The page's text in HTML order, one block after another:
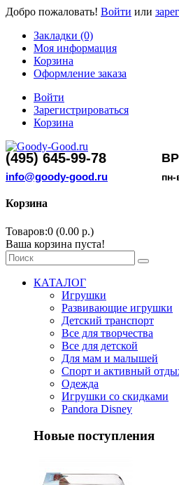
Добро пожаловать! Войти или
Закладки (0)
Моя информация
Корзина
Оформление заказа
Войти
Зарегистрироваться
Корзина
(495) 645-99-78
info@goody-good.ru пн-
Корзина
Товаров:0 (0.00 р.)
Ваша корзина пуста!
КАТАЛОГ
Игрушки
Развивающие игрушки
Детский транспорт
Все для творчества
Все для детской
Для мам и малышей
Спорт и активный
Одежда
Игрушки со скидками
Pandora Disney
Новые поступления